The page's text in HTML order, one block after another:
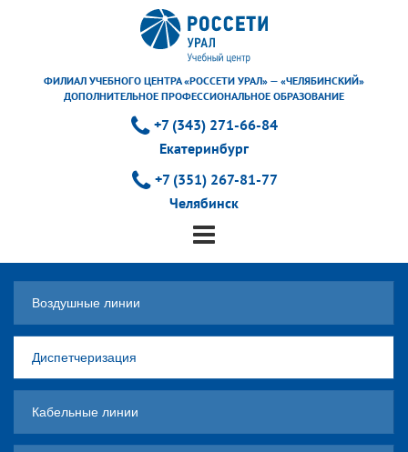
ФИЛИАЛ УЧЕБНОГО ЦЕНТРА «РОССЕТИ УРАЛ» — «ЧЕЛЯБИНСКИЙ»
ДОПОЛНИТЕЛЬНОЕ ПРОФЕССИОНАЛЬНОЕ ОБРАЗОВАНИЕ
+7 (343) 271-66-84
Екатеринбург
+7 (351) 267-81-77
Челябинск
Воздушные линии
Диспетчеризация
Кабельные линии